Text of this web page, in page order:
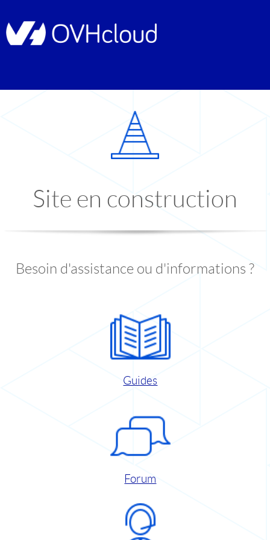
Site en construction
Besoin d'assistance ou d'informations ?
Guides
Forum